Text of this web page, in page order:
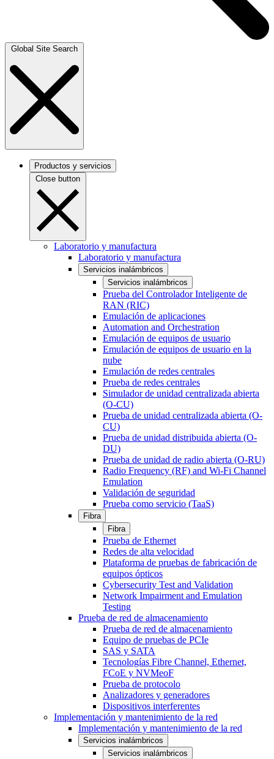
Global Site Search
Productos y servicios
Close button
Laboratorio y manufactura
Laboratorio y manufactura
Servicios inalámbricos
Servicios inalámbricos
Prueba del Controlador Inteligente de
RAN (RIC)
Emulación de aplicaciones
Automation and Orchestration
Emulación de equipos de usuario
Emulación de equipos de usuario en la
nube
Emulación de redes centrales
Prueba de redes centrales
Simulador de unidad centralizada abierta
(O-CU)
Prueba de unidad centralizada abierta (O-
CU)
Prueba de unidad distribuida abierta (O-
DU)
Prueba de unidad de radio abierta (O-RU)
Radio Frequency (RF) and Wi-Fi Channel
Emulation
Validación de seguridad
Prueba como servicio (TaaS)
Fibra
Fibra
Prueba de Ethernet
Redes de alta velocidad
Plataforma de pruebas de fabricación de
equipos ópticos
Cybersecurity Test and Validation
Network Impairment and Emulation
Testing
Prueba de red de almacenamiento
Prueba de red de almacenamiento
Equipo de pruebas de PCIe
SAS y SATA
Tecnologías Fibre Channel, Ethernet,
FCoE y NVMeoF
Prueba de protocolo
Analizadores y generadores
Dispositivos interferentes
Implementación y mantenimiento de la red
Implementación y mantenimiento de la red
Servicios inalámbricos
Servicios inalámbricos